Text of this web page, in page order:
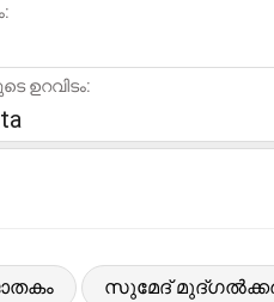
ഉറവിടം:
സുമേദ് മുദ്ഗൽക്കർ